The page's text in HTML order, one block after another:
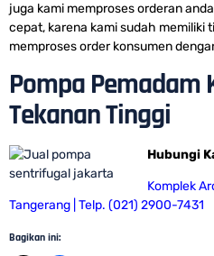
juga kami memproses orderan
cepat, karena kami sudah memiliki
memproses order konsumen
Pompa Pemadam
Tekanan Tinggi
Hubungi
Komplek
Tangerang | Telp. (021) 2900-7431
Bagikan ini: